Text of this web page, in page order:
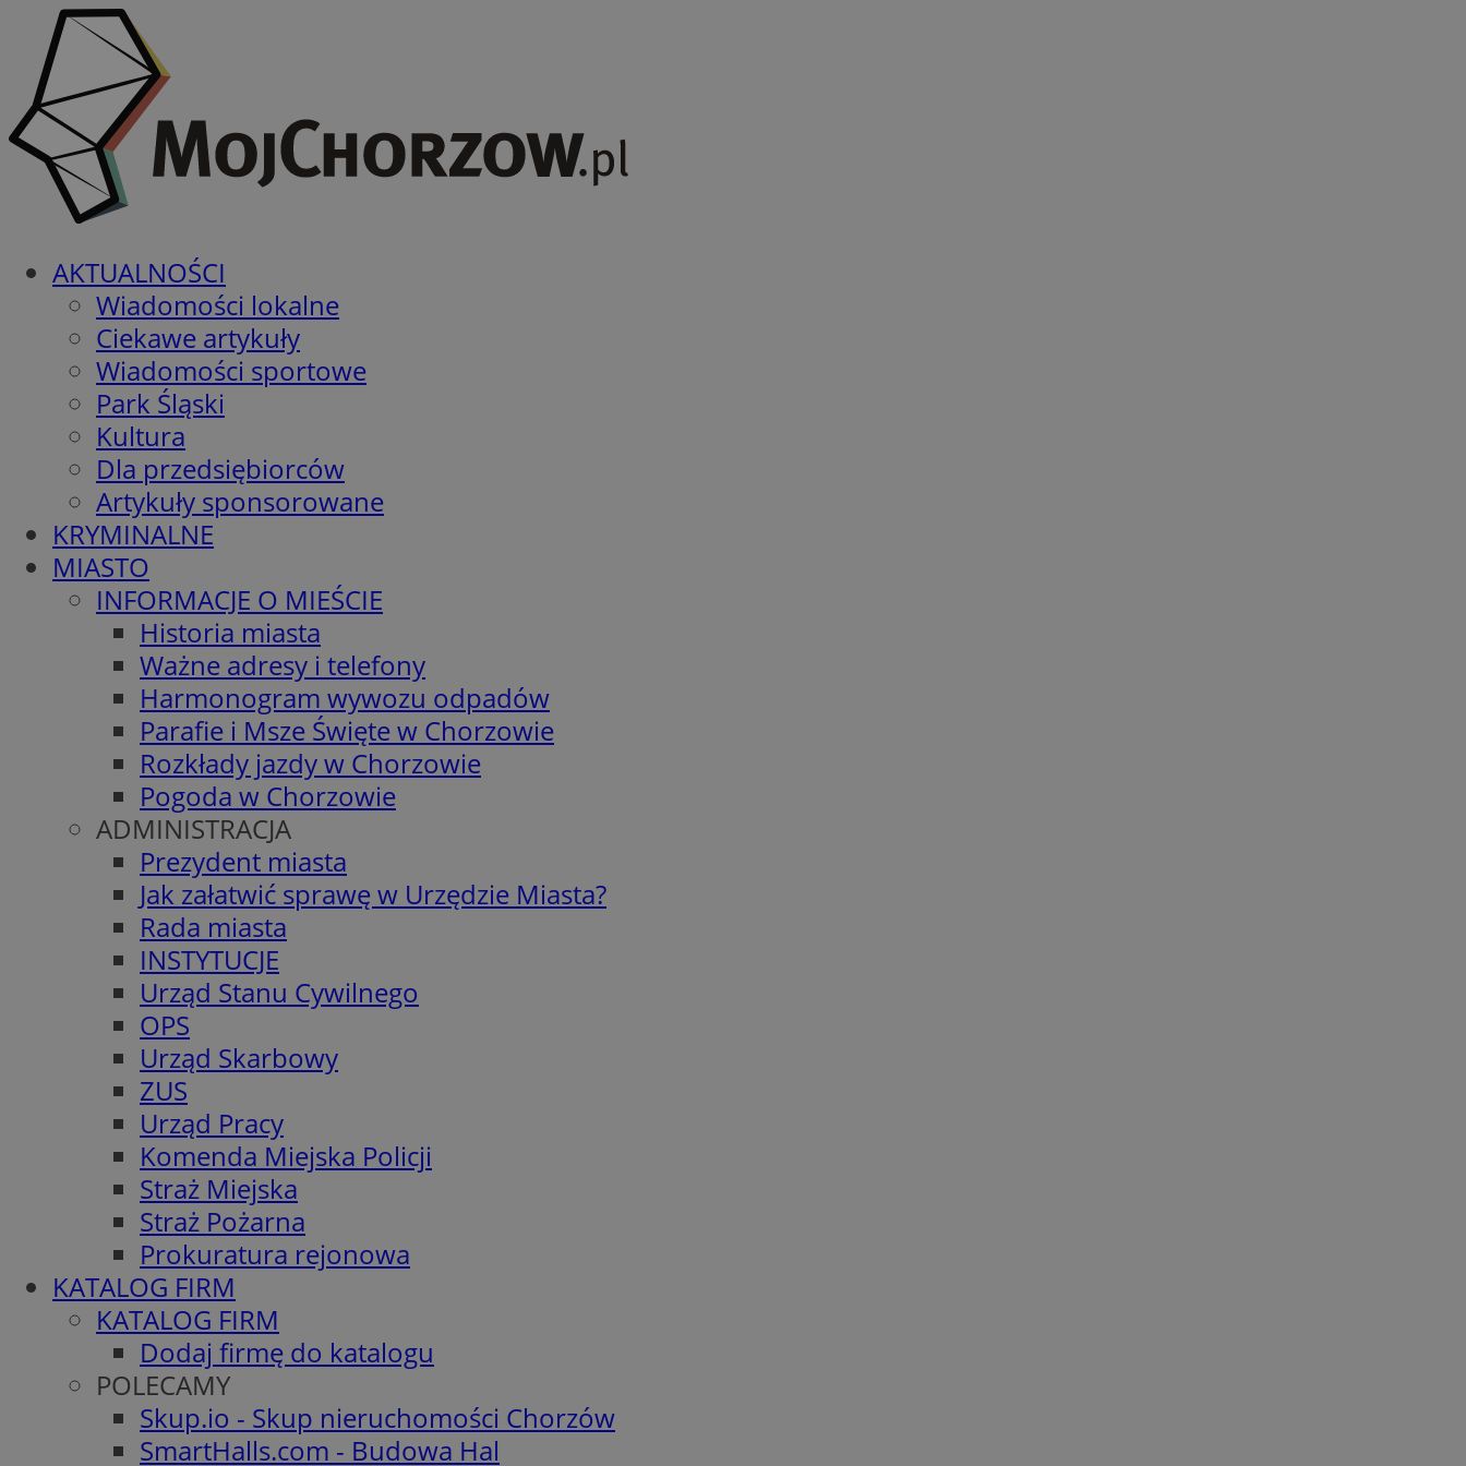
AKTUALNOŚCI
Wiadomości lokalne
Ciekawe artykuły
Wiadomości sportowe
Park Śląski
Kultura
Dla przedsiębiorców
Artykuły sponsorowane
KRYMINALNE
MIASTO
INFORMACJE O MIEŚCIE
Historia miasta
Ważne adresy i telefony
Harmonogram wywozu odpadów
Parafie i Msze Święte w Chorzowie
Rozkłady jazdy w Chorzowie
Pogoda w Chorzowie
ADMINISTRACJA
Prezydent miasta
Jak załatwić sprawę w Urzędzie Miasta?
Rada miasta
INSTYTUCJE
Urząd Stanu Cywilnego
OPS
Urząd Skarbowy
ZUS
Urząd Pracy
Komenda Miejska Policji
Straż Miejska
Straż Pożarna
Prokuratura rejonowa
KATALOG FIRM
KATALOG FIRM
Dodaj firmę do katalogu
POLECAMY
Skup.io - Skup nieruchomości Chorzów
SmartHalls.com - Budowa Hal